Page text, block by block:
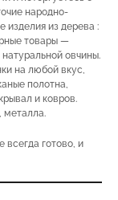
народно-
изделия из дерева :
товары —
овчины.
на любой вкус,
полотна,
и ковров.
металла.
всегда готово, и